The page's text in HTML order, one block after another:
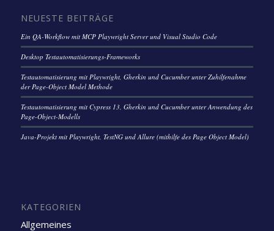
NEUESTE BEITRÄGE
Ein QA-Workflow mit MCP Playwright Server und Visual Studio Code
Desktop Testautomatisierungs-Frameworks
Testautomatisierung mit Playwright, Gherkin und Cucumber unter Zuhilfenahme
der Page-Object Model Methode
Testautomatisierung mit Cypress 13, Gherkin und Cucumber unter Anwendung des
Page-Object-Modells
Java-Projekt mit Playwright, TestNG und Allure (mithilfe des Page Object Model)
KATEGORIEN
Allgemeines